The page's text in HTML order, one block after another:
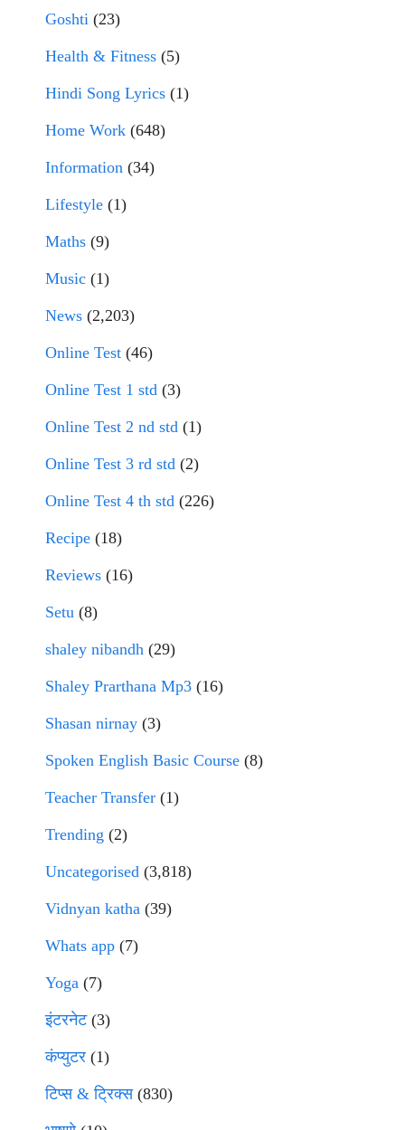
Goshti (23)
Health & Fitness (5)
Hindi Song Lyrics (1)
Home Work (648)
Information (34)
Lifestyle (1)
Maths (9)
Music (1)
News (2,203)
Online Test (46)
Online Test 1 std (3)
Online Test 2 nd std (1)
Online Test 3 rd std (2)
Online Test 4 th std (226)
Recipe (18)
Reviews (16)
Setu (8)
shaley nibandh (29)
Shaley Prarthana Mp3 (16)
Shasan nirnay (3)
Spoken English Basic Course (8)
Teacher Transfer (1)
Trending (2)
Uncategorised (3,818)
Vidnyan katha (39)
Whats app (7)
Yoga (7)
इंटरनेट(3)
कंप्युटर (1)
टिप्स & ट्रिक्स(830)